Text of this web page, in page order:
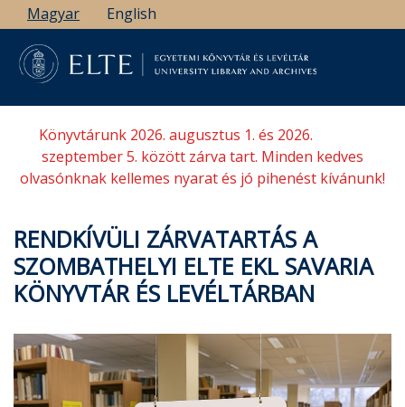
Ugrás
a
tartalomra
Magyar English
Könyvtárunk 2026. augusztus 1. és 2026.
szeptember 5. között zárva tart. Minden kedves
olvasónknak kellemes nyarat és jó pihenést kívánunk!
RENDKÍVÜLI ZÁRVATARTÁS A
SZOMBATHELYI ELTE EKL SAVARIA
KÖNYVTÁR ÉS LEVÉLTÁRBAN